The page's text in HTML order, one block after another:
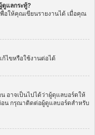
ดูแลกระทู้?
อให้คุณเขียนรายงานได้ เมื่อคุณ
ไขหรือใช้งานต่อได้
อาจเป็นไปได้ว่าผู้ดุแลบอร์ดให้
น กรุณาติดต่อผู้ดูแลบอร์ดสำหรับ